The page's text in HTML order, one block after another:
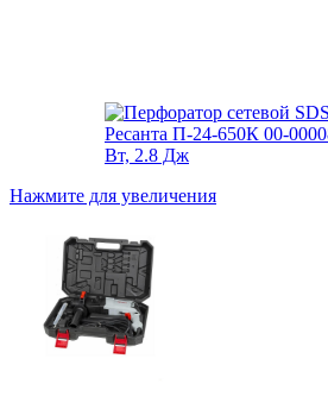
Нажмите для увеличения